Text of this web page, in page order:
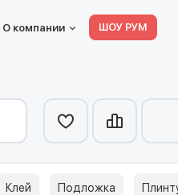
О компании ШОУ РУМ
Клей Подложка